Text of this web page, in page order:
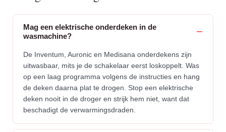
Mag een elektrische onderdeken in de
wasmachine?
De Inventum, Auronic en Medisana onderdekens zijn
uitwasbaar, mits je de schakelaar eerst loskoppelt. Was
op een laag programma volgens de instructies en hang
de deken daarna plat te drogen. Stop een elektrische
deken nooit in de droger en strijk hem niet, want dat
beschadigt de verwarmingsdraden.